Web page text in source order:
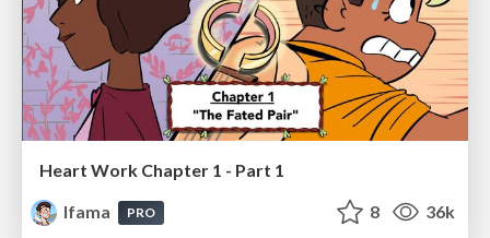
Heart Work Chapter 1 - Part 1
lfama
PRO 8 36k